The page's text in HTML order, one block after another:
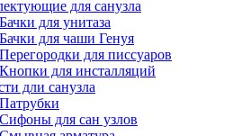
для санузла
Бачки для унитаза
Бачки для чаши Генуя
Перегородки для писсуаров
Кнопки для инсталляций
дли санузла
Патрубки
Сифоны для сан узлов